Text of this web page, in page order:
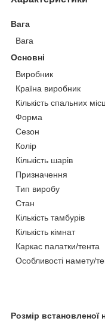
Вага
Вага
Основні
Виробник
Країна виробник
Кількість спальних
Форма
Сезон
Колір
Кількість шарів
Призначення
Тип виробу
Стан
Кількість тамбурів
Кількість кімнат
Каркас палатки/тента
Особливості намету/
Розмір встановленої